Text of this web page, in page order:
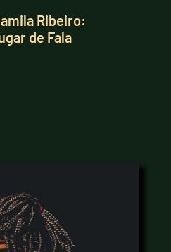
Ribeiro:
de Fala